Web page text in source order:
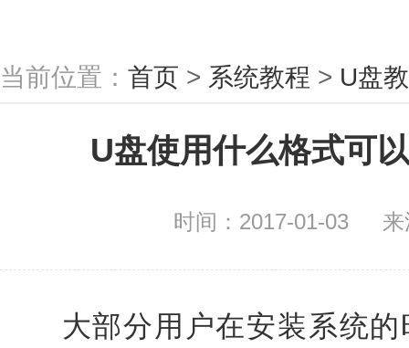
当前位置： 首页 > 系统教程 > U盘
U盘使用什么格式可
时间：2017-01-03
大部分用户在安装系统的